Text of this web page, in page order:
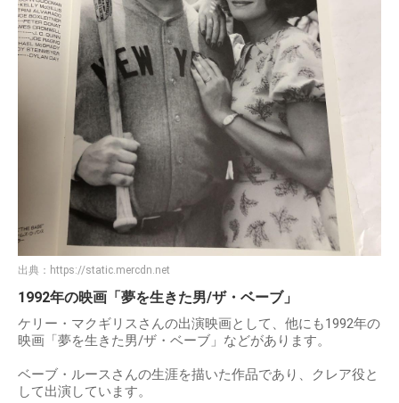
出典： https://static.mercdn.net
1992年の映画「夢を生きた男/ザ・ベーブ」
ケリー・マクギリスさんの出演映画として、他にも1992年の
映画「夢を生きた男/ザ・ベーブ」などがあります。
ベーブ・ルースさんの生涯を描いた作品であり、クレア役と
して出演しています。